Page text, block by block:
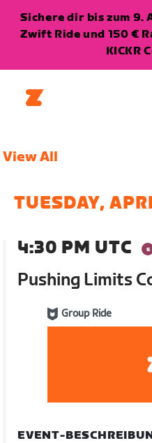
Sichere dir bis zum 9.
Zwift Ride und 150 €
KICKR
View All
TUESDAY,
4:30 PM UTC
Pushing Limits
Group Ride
EVENT-